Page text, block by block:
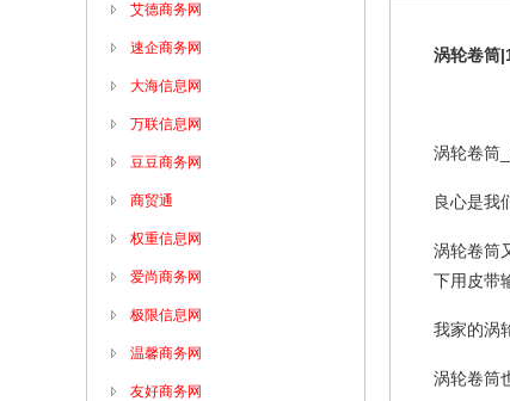
艾德商务网
速企商务网
大海信息网
万联信息网
豆豆商务网
商贸通
权重信息网
爱尚商务网
极限信息网
温馨商务网
友好商务网
涡轮卷筒
涡轮卷筒
良心是我
涡轮卷筒
下用皮带
我家的涡
涡轮卷筒